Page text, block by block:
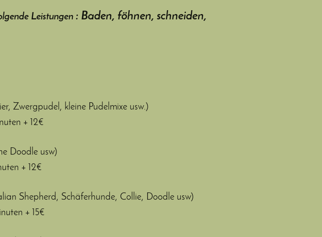
Leistungen : Baden, föhnen, schneiden,
Zwergpudel, kleine Pudelmixe usw.)
+ 12€
Doodle usw)
+ 12€
Shepherd, Schäferhunde, Collie, Doodle usw)
+ 15€